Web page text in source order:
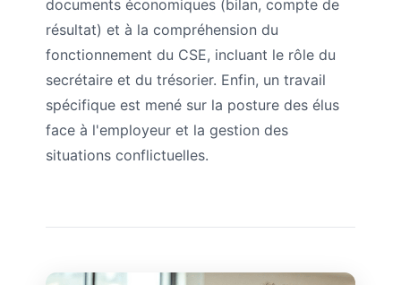
documents économiques (bilan, compte de
résultat) et à la compréhension du
fonctionnement du CSE, incluant le rôle du
secrétaire et du trésorier. Enfin, un travail
spécifique est mené sur la posture des élus
face à l'employeur et la gestion des
situations conflictuelles.